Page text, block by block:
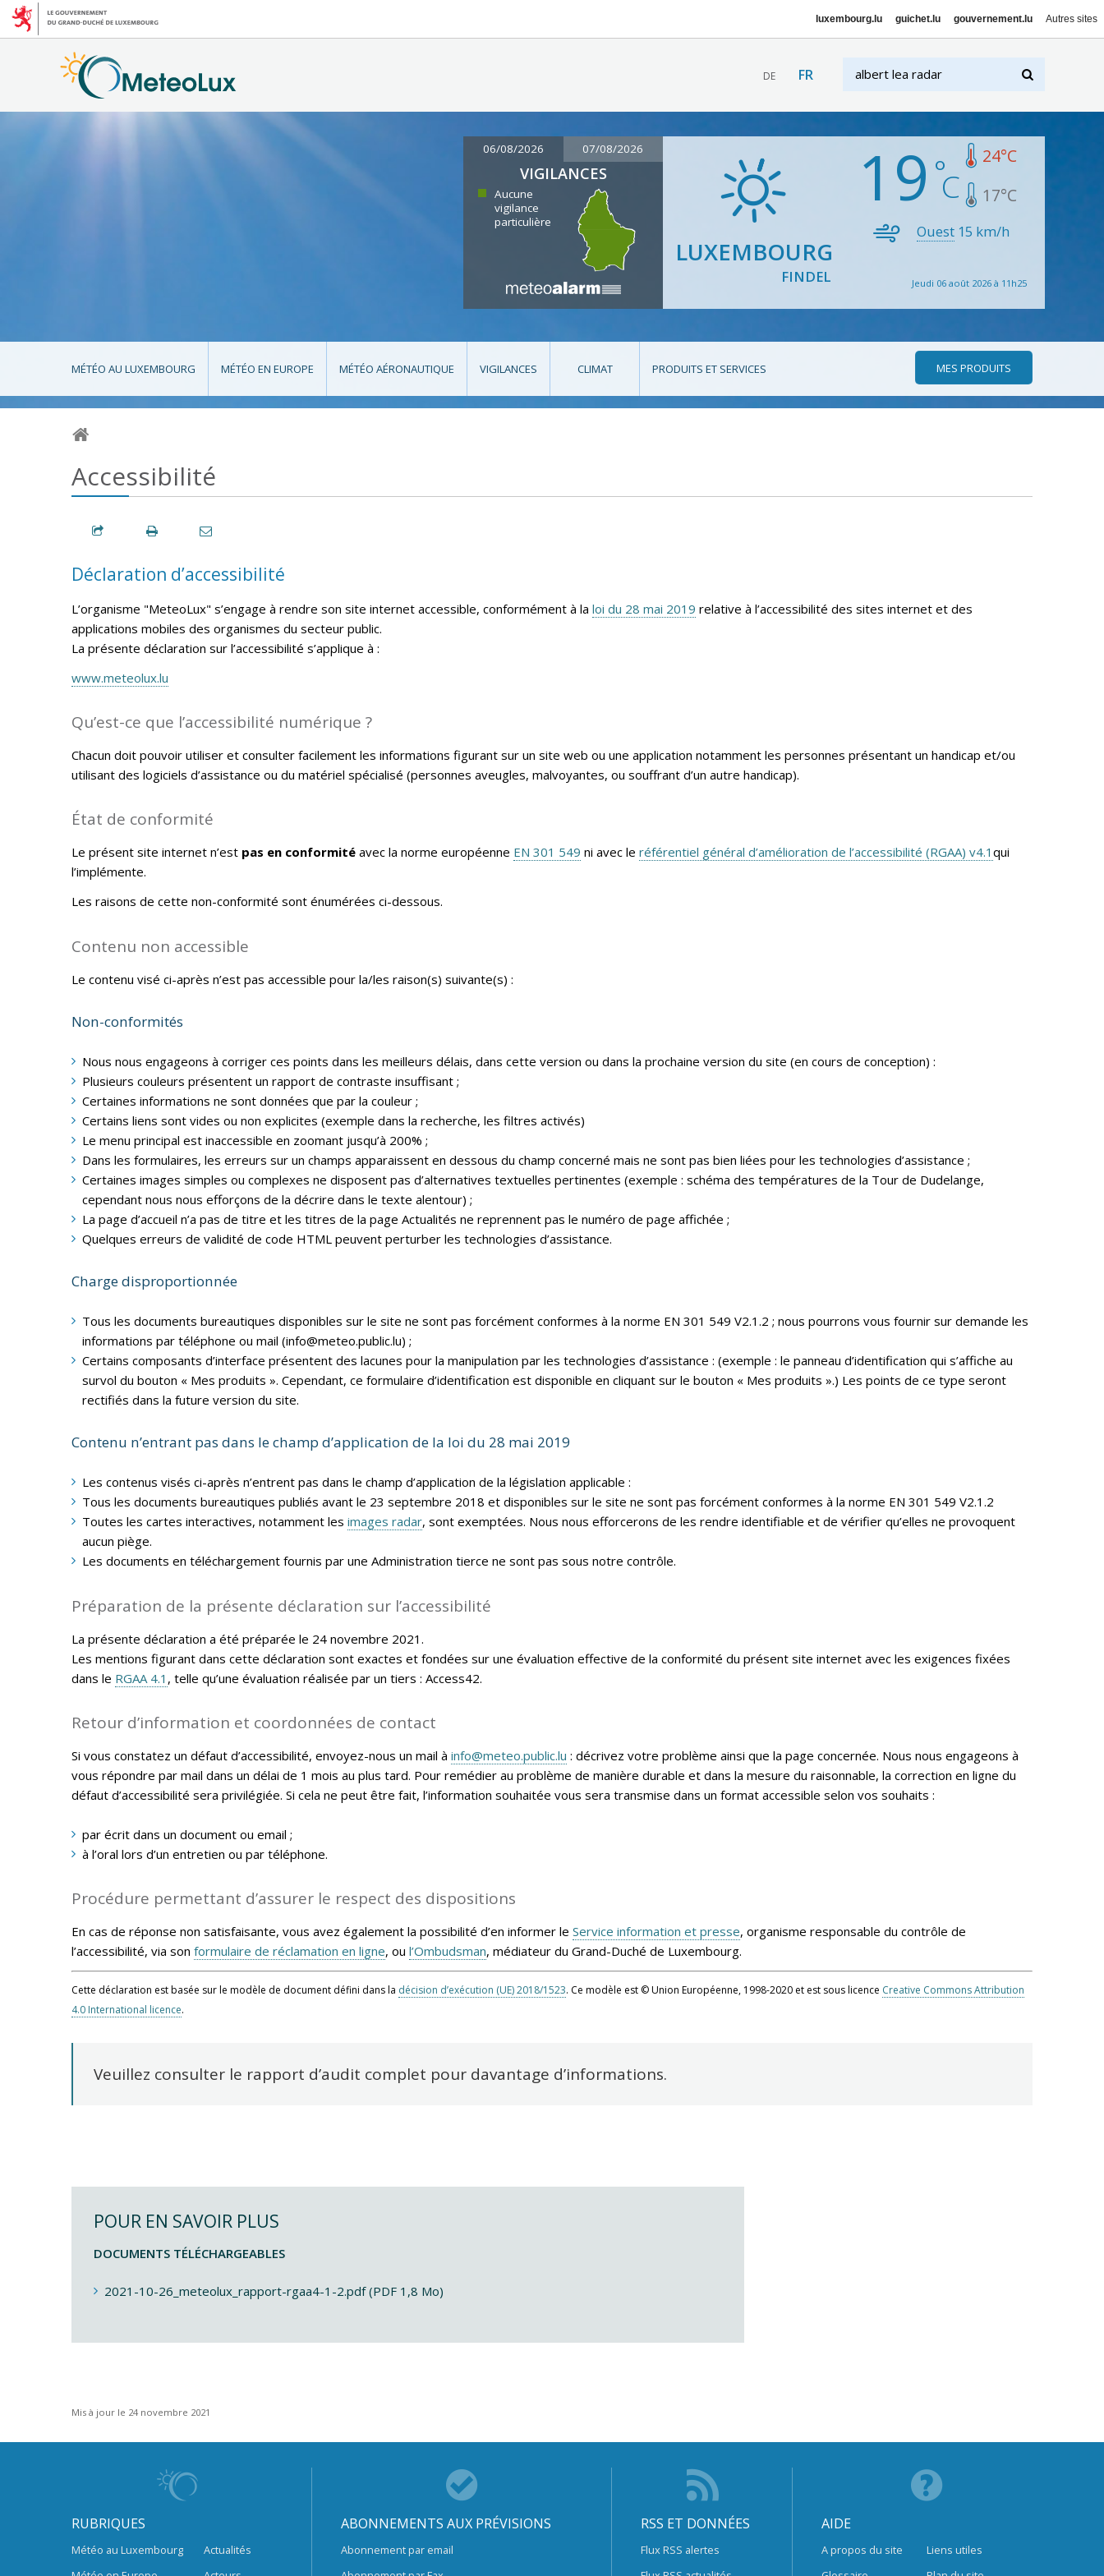
luxembourg.lu guichet.lu gouvernement.lu Autres sites
DE FR
06/08/2026 07/08/2026
VIGILANCES
Aucune
vigilance
particulière
LUXEMBOURG
FINDEL
19 24°C
17°C
Ouest 15 km/h
Jeudi 06 août 2026 à 11h25
MÉTÉO AU LUXEMBOURG MÉTÉO EN EUROPE MÉTÉO AÉRONAUTIQUE VIGILANCES CLIMAT PRODUITS ET SERVICES MES PRODUITS
Accessibilité
Déclaration d’accessibilité
L’organisme "MeteoLux" s’engage à rendre son site internet accessible, conformément à la loi du 28 mai 2019 relative à l’accessibilité des sites internet et des
applications mobiles des organismes du secteur public.
La présente déclaration sur l’accessibilité s’applique à :
www.meteolux.lu
Qu’est-ce que l’accessibilité numérique ?
Chacun doit pouvoir utiliser et consulter facilement les informations figurant sur un site web ou une application notamment les personnes présentant un handicap et/ou
utilisant des logiciels d’assistance ou du matériel spécialisé (personnes aveugles, malvoyantes, ou souffrant d’un autre handicap).
État de conformité
Le présent site internet n’est pas en conformité avec la norme européenne EN 301 549 ni avec le référentiel général d’amélioration de l’accessibilité (RGAA) v4.1 qui
l’implémente.
Les raisons de cette non-conformité sont énumérées ci-dessous.
Contenu non accessible
Le contenu visé ci-après n’est pas accessible pour la/les raison(s) suivante(s) :
Non-conformités
Nous nous engageons à corriger ces points dans les meilleurs délais, dans cette version ou dans la prochaine version du site (en cours de conception) :
Plusieurs couleurs présentent un rapport de contraste insuffisant ;
Certaines informations ne sont données que par la couleur ;
Certains liens sont vides ou non explicites (exemple dans la recherche, les filtres activés)
Le menu principal est inaccessible en zoomant jusqu’à 200% ;
Dans les formulaires, les erreurs sur un champs apparaissent en dessous du champ concerné mais ne sont pas bien liées pour les technologies d’assistance ;
Certaines images simples ou complexes ne disposent pas d’alternatives textuelles pertinentes (exemple : schéma des températures de la Tour de Dudelange,
cependant nous nous efforçons de la décrire dans le texte alentour) ;
La page d’accueil n’a pas de titre et les titres de la page Actualités ne reprennent pas le numéro de page affichée ;
Quelques erreurs de validité de code HTML peuvent perturber les technologies d’assistance.
Charge disproportionnée
Tous les documents bureautiques disponibles sur le site ne sont pas forcément conformes à la norme EN 301 549 V2.1.2 ; nous pourrons vous fournir sur demande les
informations par téléphone ou mail (info@meteo.public.lu) ;
Certains composants d’interface présentent des lacunes pour la manipulation par les technologies d’assistance : (exemple : le panneau d’identification qui s’affiche au
survol du bouton « Mes produits ». Cependant, ce formulaire d’identification est disponible en cliquant sur le bouton « Mes produits ».) Les points de ce type seront
rectifiés dans la future version du site.
Contenu n’entrant pas dans le champ d’application de la loi du 28 mai 2019
Les contenus visés ci-après n’entrent pas dans le champ d’application de la législation applicable :
Tous les documents bureautiques publiés avant le 23 septembre 2018 et disponibles sur le site ne sont pas forcément conformes à la norme EN 301 549 V2.1.2
Toutes les cartes interactives, notamment les images radar, sont exemptées. Nous nous efforcerons de les rendre identifiable et de vérifier qu’elles ne provoquent
aucun piège.
Les documents en téléchargement fournis par une Administration tierce ne sont pas sous notre contrôle.
Préparation de la présente déclaration sur l’accessibilité
La présente déclaration a été préparée le 24 novembre 2021 .
Les mentions figurant dans cette déclaration sont exactes et fondées sur une évaluation effective de la conformité du présent site internet avec les exigences fixées
dans le RGAA 4.1 , telle qu’une évaluation réalisée par un tiers : Access42.
Retour d’information et coordonnées de contact
Si vous constatez un défaut d’accessibilité, envoyez-nous un mail à info@meteo.public.lu : décrivez votre problème ainsi que la page concernée. Nous nous engageons à
vous répondre par mail dans un délai de 1 mois au plus tard. Pour remédier au problème de manière durable et dans la mesure du raisonnable, la correction en ligne du
défaut d’accessibilité sera privilégiée. Si cela ne peut être fait, l’information souhaitée vous sera transmise dans un format accessible selon vos souhaits :
par écrit dans un document ou email ;
à l’oral lors d’un entretien ou par téléphone.
Procédure permettant d’assurer le respect des dispositions
En cas de réponse non satisfaisante, vous avez également la possibilité d’en informer le Service information et presse, organisme responsable du contrôle de
l’accessibilité, via son formulaire de réclamation en ligne, ou l’Ombudsman, médiateur du Grand-Duché de Luxembourg.
Cette déclaration est basée sur le modèle de document défini dans la décision d’exécution (UE) 2018/1523. Ce modèle est © Union Européenne, 1998-2020 et est sous licence Creative Commons Attribution
4.0 International licence.
Veuillez consulter le rapport d’audit complet pour davantage d’informations.
POUR EN SAVOIR PLUS
DOCUMENTS TÉLÉCHARGEABLES
2021-10-26_meteolux_rapport-rgaa4-1-2.pdf (PDF 1,8 Mo)
Mis à jour le 24 novembre 2021
RUBRIQUES
Météo au Luxembourg
Actualités
ABONNEMENTS AUX PRÉVISIONS
Abonnement par email
RSS ET DONNÉES
Flux RSS alertes
AIDE
A propos du site
Liens utiles